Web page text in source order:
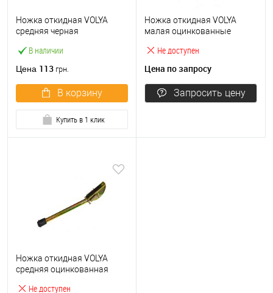
В наличии
Ножка откидная VOLYA
средняя черная
Цена 113 грн.
В корзину
Купить в 1 клик
Не доступен
Ножка откидная VOLYA
малая оцинкованные
Цена по запросу
Запросить цену
Не доступен
Ножка откидная VOLYA
средняя оцинкованная